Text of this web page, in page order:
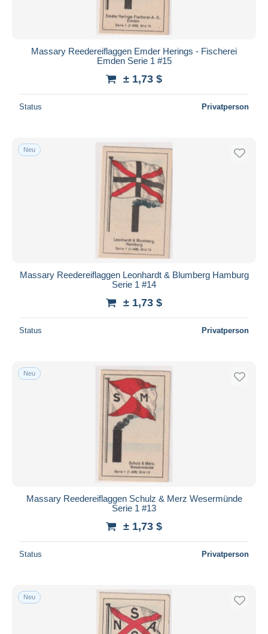
Massary Reedereiflaggen Emder Herings - Fischerei
Emden Serie 1 #15
± 1,73 $
Status Privatperson
Neu
Massary Reedereiflaggen Leonhardt & Blumberg Hamburg
Serie 1 #14
± 1,73 $
Status Privatperson
Neu
Massary Reedereiflaggen Schulz & Merz Wesermünde
Serie 1 #13
± 1,73 $
Status Privatperson
Neu